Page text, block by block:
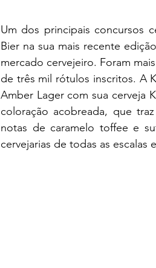
Um dos principais concursos
Bier na sua mais recente
mercado cervejeiro. Foram
de três mil rótulos inscritos. A
Amber Lager com sua cerveja
coloração acobreada, que
notas de caramelo toffee e
cervejarias de todas as escalas